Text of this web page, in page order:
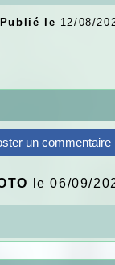
Publié le 12/08/
un commentaire
le 06/09/